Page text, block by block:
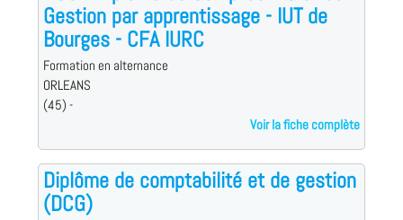
Gestion par apprentissage - IUT de
Bourges - CFA IURC
Formation en alternance
ORLEANS
(45) -
Voir la fiche complète
Diplôme de comptabilité et de gestion
(DCG)